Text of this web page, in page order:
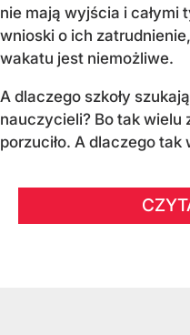
nie mają wyjścia i całymi
wnioski o ich
wakatu jest niemożliwe.
A dlaczego szkoły
nauczycieli? Bo tak wielu
porzuciło. A dlaczego tak